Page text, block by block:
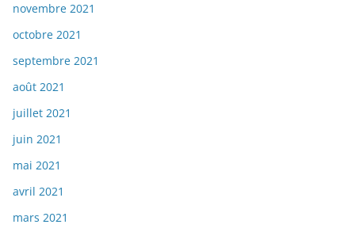
novembre 2021
octobre 2021
septembre 2021
août 2021
juillet 2021
juin 2021
mai 2021
avril 2021
mars 2021